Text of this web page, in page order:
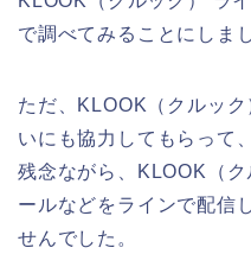
で調べてみることにしま
ただ、KLOOK（クルッ
いにも協力してもらって
残念ながら、KLOOK（
ールなどをラインで配信
せんでした。